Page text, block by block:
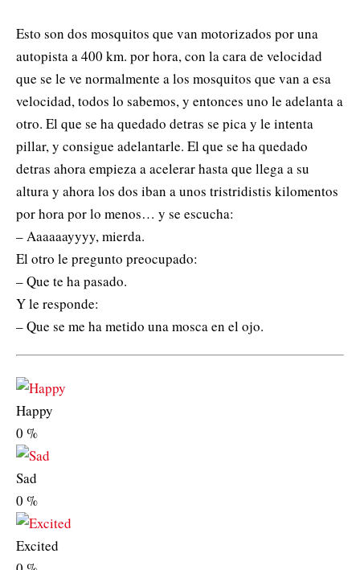
Esto son dos mosquitos que van motorizados por una
autopista a 400 km. por hora, con la cara de velocidad
que se le ve normalmente a los mosquitos que van a esa
velocidad, todos lo sabemos, y entonces uno le adelanta a
otro. El que se ha quedado detras se pica y le intenta
pillar, y consigue adelantarle. El que se ha quedado
detras ahora empieza a acelerar hasta que llega a su
altura y ahora los dos iban a unos tristridistis kilomentos
por hora por lo menos… y se escucha:
– Aaaaaayyyy, mierda.
El otro le pregunto preocupado:
– Que te ha pasado.
Y le responde:
– Que se me ha metido una mosca en el ojo.
Happy
0 %
Sad
0 %
Excited